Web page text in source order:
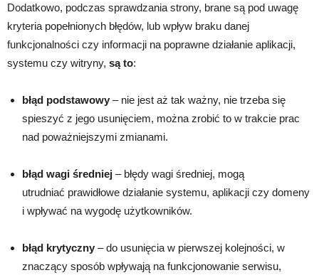
Dodatkowo, podczas sprawdzania strony, brane są pod uwagę
kryteria popełnionych błędów, lub wpływ braku danej
funkcjonalności czy informacji na poprawne działanie aplikacji,
systemu czy witryny, są to:
błąd podstawowy – nie jest aż tak ważny, nie trzeba się
spieszyć z jego usunięciem, można zrobić to w trakcie prac
nad poważniejszymi zmianami.
błąd wagi średniej – błędy wagi średniej, mogą
utrudniać prawidłowe działanie systemu, aplikacji czy domeny
i wpływać na wygodę użytkowników.
błąd krytyczny – do usunięcia w pierwszej kolejności, w
znaczący sposób wpływają na funkcjonowanie serwisu,